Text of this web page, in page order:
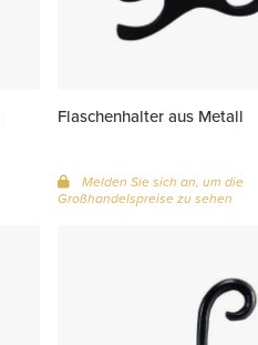
Flaschenhalter aus Metall
Melden Sie sich an, um die
Großhandelspreise zu sehen